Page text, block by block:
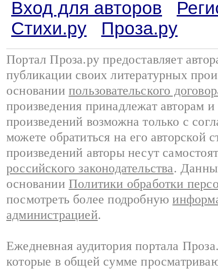
Вход для авторов
Стихи.ру
Проза.ру
Портал Проза.ру предоставляет
публикации своих литературных
основании пользовательского
произведения принадлежат авторам
произведений возможна только с
можете обратиться на его авторской
произведений авторы несут
российского законодательства.
основании Политики обработки
посмотреть более подробную
администрацией.
Ежедневная аудитория портала
которые в общей сумме